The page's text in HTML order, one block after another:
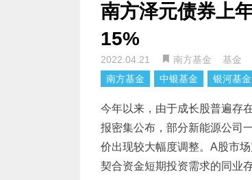
南方泽元债券上
15%
2022.04.21 南方基金 基金
南方基金
中银基金 银河基金
今年以来，由于成长股普遍存
报密集公布，部分新能源公司
价出现较大幅度调整。A股市
契合资金短期投资需求的同业